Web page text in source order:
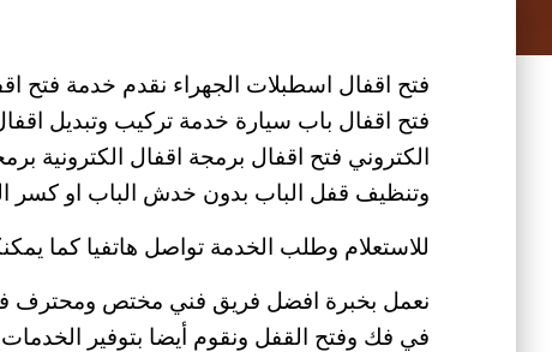
فتح اقفال اسطبلات الجهراء نقدم خدمة فتح
فتح اقفال باب سيارة خدمة تركيب وتبديل
الكتروني فتح اقفال برمجة اقفال الكترونية
وتنظيف قفل الباب بدون خدش الباب او كسر
للاستعلام وطلب الخدمة تواصل هاتفيا كما
نعمل بخبرة افضل فريق فني مختص ومحترف
في فك وفتح القفل ونقوم أيضا بتوفير الخدمات